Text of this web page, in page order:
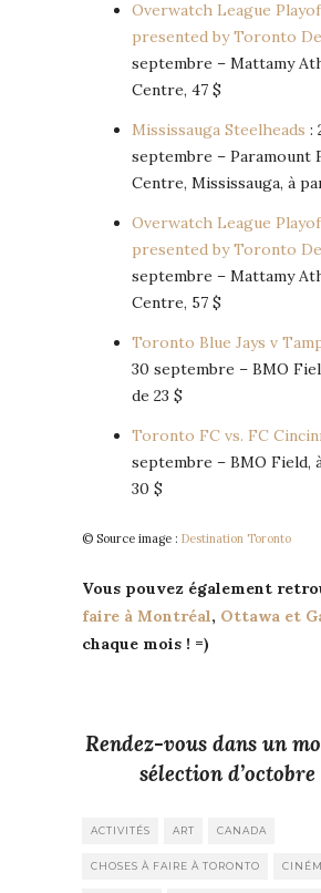
Overwatch League
presented by Toronto
septembre – Mattamy
Centre, 47 $
Mississauga Steelheads :
septembre – Paramount
Centre, Mississauga, à
Overwatch League
presented by Toronto
septembre – Mattamy
Centre, 57 $
Toronto Blue Jays v
30 septembre – BMO
de 23 $
Toronto FC vs. FC
septembre – BMO Field,
30 $
© Source image : Destination Toronto
Vous pouvez également
faire à Montréal, Ottawa et
chaque mois ! =)
Rendez-vous dans un
sélection d’octobre
ACTIVITÉS ART CANADA
CHOSES À FAIRE À TORONTO